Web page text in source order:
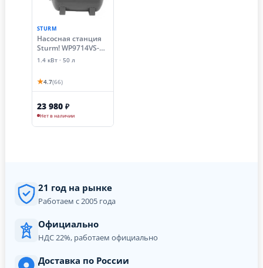
STURM
Насосная станция
Sturm! WP9714VS-50
(1.4 кВт)
1.4 кВт · 50 л
★4.7(66)
23 980 ₽
Нет в наличии
21 год на рынке
Работаем с 2005 года
Официально
НДС 22%, работаем официально
Доставка по России